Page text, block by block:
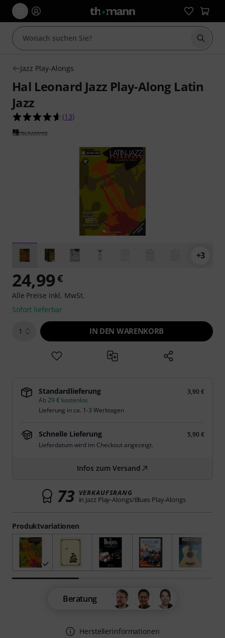
Suche
Jazz Play-Alongs
Hal Leonard Jazz Play-Along Latin
Jazz
4.6 von 5 Sternen aus 13 Kundenbewertungen
(13)
+3
Produktvariationen
24,99€
Alle Preise inkl. MwSt.
Sofort lieferbar
1 IN DEN WARENKORB
Standardlieferung
3,90 €
Ab 29 € kostenlos
Lieferung in ca. 1-3 Werktagen
Schnelle Lieferung
5,90 €
Lieferdatum wird im Checkout angezeigt.
Infos zum Versand
73 VERKAUFSRANG
in Jazz Play-Alongs/Blues Play-Alongs
Beratung
Herstellerinformationen